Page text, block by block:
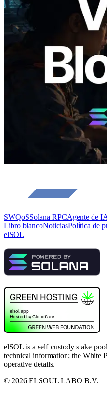
Analyzer —
producción de
Validador asignado
Leer este artículo
SWQoSSolana RPCAgente de
Libro blancoNoticiasPolítica de
elSOL
elSOL is a self-custody stake-
technical information; the White
operative details.
© 2026 ELSOUL LABO B.V.